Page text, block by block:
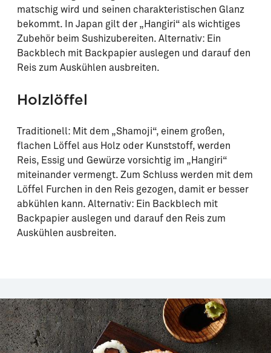
matschig wird und seinen charakteristischen Glanz
bekommt. In Japan gilt der „Hangiri“ als wichtiges
Zubehör beim Sushizubereiten. Alternativ: Ein
Backblech mit Backpapier auslegen und darauf den
Reis zum Auskühlen ausbreiten.
Holzlöffel
Traditionell: Mit dem „Shamoji“, einem großen,
flachen Löffel aus Holz oder Kunststoff, werden
Reis, Essig und Gewürze vorsichtig im „Hangiri“
miteinander vermengt. Zum Schluss werden mit dem
Löffel Furchen in den Reis gezogen, damit er besser
abkühlen kann. Alternativ: Ein Backblech mit
Backpapier auslegen und darauf den Reis zum
Auskühlen ausbreiten.